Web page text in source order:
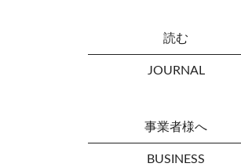
読む
JOURNAL
事業者様へ
BUSINESS